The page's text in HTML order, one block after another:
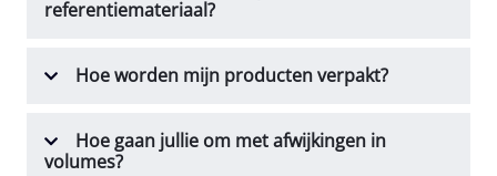
referentiemateriaal?
Hoe worden mijn producten verpakt?
Hoe gaan jullie om met afwijkingen in
volumes?